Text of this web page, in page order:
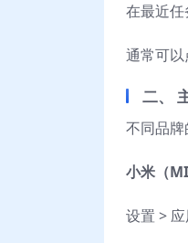
在最近任
通常可以
二、
不同品牌
小米（
设置 > 应